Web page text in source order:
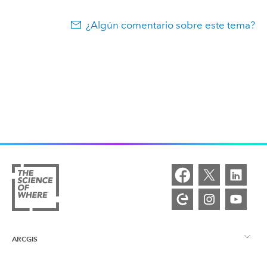
¿Algún comentario sobre este tema?
ARCGIS